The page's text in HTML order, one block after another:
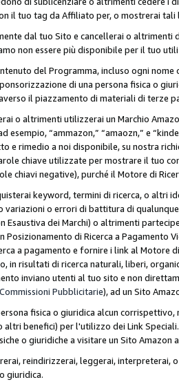
il tuo tag da Affiliato per, o mostrerai tali
dal tuo Sito e cancellerai o
non essere più disponibile per il tuo
del Programma, incluso ogni
di una persona fisica o
il piazzamento di materiali di terze
o altrimenti utilizzerai un Marchio
esempio, “ammazon,” “amaozn,” e
e rimedio a noi disponibile, su nostra
chiave utilizzate per mostrare il tuo
chiavi negative), purché il Motore di
keyword, termini di ricerca, o altri
variazioni o errori di battitura di
Esaustiva dei Marchi) o altrimenti
Posizionamento di Ricerca a Pagamento
a pagamento e fornire i link al Motore
in risultati di ricerca naturali, liberi,
inviano utenti al tuo sito e non
Pubblicitarie), ad un Sito
fisica o giuridica alcun
benefici) per l'utilizzo dei Link
o giuridiche a visitare un Sito
reindirizzerai, leggerai,
giuridica.